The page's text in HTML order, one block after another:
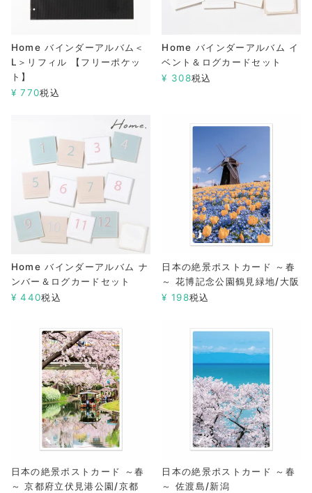
Home バインダーアルバム＜
L＞リフィル 【フリーポケッ
ト】
¥ 770税込
Home バインダーアルバム イ
ベント＆ログカードセット
¥ 308税込
Home バインダーアルバム ナ
ンバー＆ログカードセット
¥ 440税込
日本の絶景ポストカード ～春
～ 花博記念公園鶴見緑地/大阪
¥ 198税込
日本の絶景ポストカード ～春
～ 京都府立伏見港公園/京都
日本の絶景ポストカード ～春
～ 佐渡島/新潟